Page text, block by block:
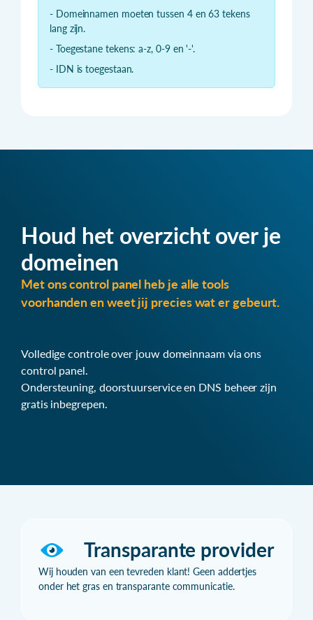
- Domeinnamen moeten tussen 4 en 63 tekens
lang zijn.
- Toegestane tekens: a-z, 0-9 en '-'.
- IDN is toegestaan.
Houd het overzicht over je
domeinen
Met ons control panel heb je alle tools
voorhanden en weet jij precies wat er gebeurt.
Volledige controle over jouw domeinnaam via ons
control panel.
Ondersteuning, doorstuurservice en DNS beheer zijn
gratis inbegrepen.
Transparante provider
Wij houden van een tevreden klant! Geen addertjes
onder het gras en transparante communicatie.